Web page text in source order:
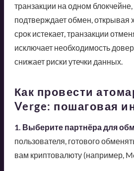
транзакции на одном блокчейне,
подтверждает обмен, открывая
срок истекает, транзакции
исключает необходимость
снижает риски утечки данных.
Как провести
Verge: пошаговая
1. Выберите партнёра для
пользователя, готового
вам криптовалюту (например,